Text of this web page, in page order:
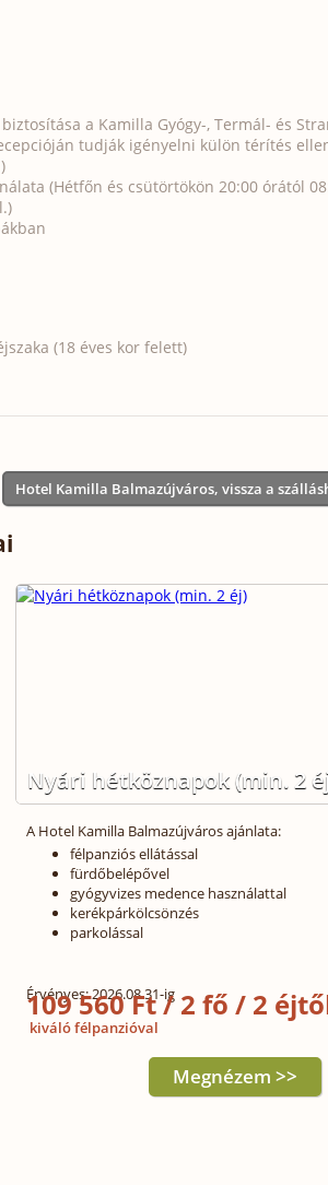
a Kamilla Gyógy-, Termál- és
tudják igényelni külön térítés
(Hétfőn és csütörtökön 20:00 órától
(18 éves kor felett)
Hotel Kamilla Balmazújváros, vissza a
Nyári hétköznapok (min. 2
A Hotel Kamilla Balmazújváros ajánlata:
félpanziós ellátással
fürdőbelépővel
gyógyvizes medence használattal
kerékpárkölcsönzés
parkolással
Érvényes: 2026.08.31-ig
109 560 Ft / 2 fő / 2
kiváló félpanzióval
Megnézem >>